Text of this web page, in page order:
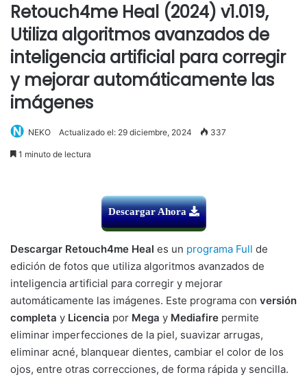
Retouch4me Heal (2024) v1.019,
Utiliza algoritmos avanzados de
inteligencia artificial para corregir
y mejorar automáticamente las
imágenes
NEKO Actualizado el: 29 diciembre, 2024 337
1 minuto de lectura
Descargar Ahora
Descargar Retouch4me Heal es un programa Full de
edición de fotos que utiliza algoritmos avanzados de
inteligencia artificial para corregir y mejorar
automáticamente las imágenes. Este programa con versión
completa y Licencia por Mega y Mediafire permite
eliminar imperfecciones de la piel, suavizar arrugas,
eliminar acné, blanquear dientes, cambiar el color de los
ojos, entre otras correcciones, de forma rápida y sencilla.